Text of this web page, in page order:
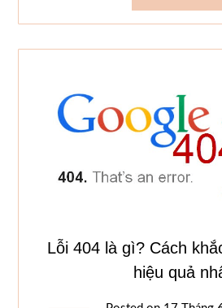
Lỗi 404 là gì? Cách
hiệu quả